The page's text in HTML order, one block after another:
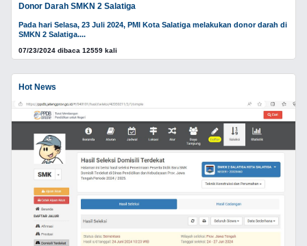
Donor Darah SMKN 2 Salatiga
Pada hari Selasa, 23 Juli 2024, PMI Kota Salatiga melakukan donor darah di
SMKN 2 Salatiga....
07/23/2024 dibaca 12559 kali
Hot News